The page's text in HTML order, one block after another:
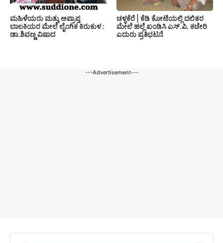
ಮಹಿಳೆಯರು ಮತ್ತು ಅಪ್ರಾಪ್ತ
ಬಾಲಕಿಯರ ಮೇಲೆ ಲೈಂಗಿಕ ಕಿರುಕುಳ :
ಡಾ.ಶಿವಣ್ಣ ವಿಷಾದ
ಚಳ್ಳಕೆರೆ | ಕೆಡಿ ಕೋಟೆಯಲ್ಲಿ ದಲಿತರ
ಮೇಲೆ ಹಲ್ಲೆ ಖಂಡಿಸಿ ಎಸ್.ಪಿ. ಕಚೇರಿ
ಎದುರು ಪ್ರತಿಭಟನೆ
---Advertisement---